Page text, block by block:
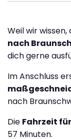
Weil wir wissen,
nach
dich gerne
Im Anschluss
nach
Die Fahrzeit
57 Minuten.